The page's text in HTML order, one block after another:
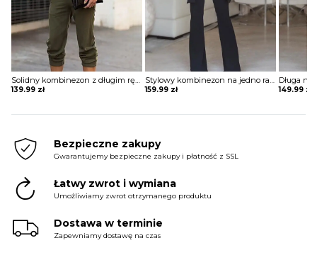
Solidny kombinezon z długim rękawem cargo Taru
139.99 zł
Stylowy kombinezon na jedno ramię z rozcięciem rękawach Igballe
159.99 zł 149.99 zł
Bezpieczne zakupy
Gwarantujemy bezpieczne zakupy i płatność z SSL
Łatwy zwrot i wymiana
Umożliwiamy zwrot otrzymanego produktu
Dostawa w terminie
Zapewniamy dostawę na czas